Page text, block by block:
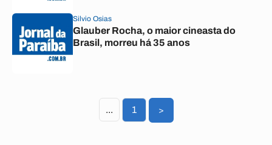
Silvio Osias
Glauber Rocha, o maior cineasta do
Brasil, morreu há 35 anos
... 1 >